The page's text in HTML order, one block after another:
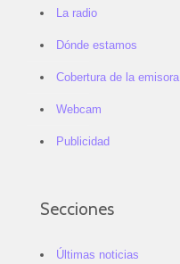
La radio
Dónde estamos
Cobertura de la emisora
Webcam
Publicidad
Secciones
Últimas noticias